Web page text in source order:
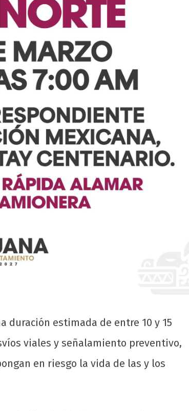
duración estimada de entre 10 y 15
viales y señalamiento preventivo,
en riesgo la vida de las y los